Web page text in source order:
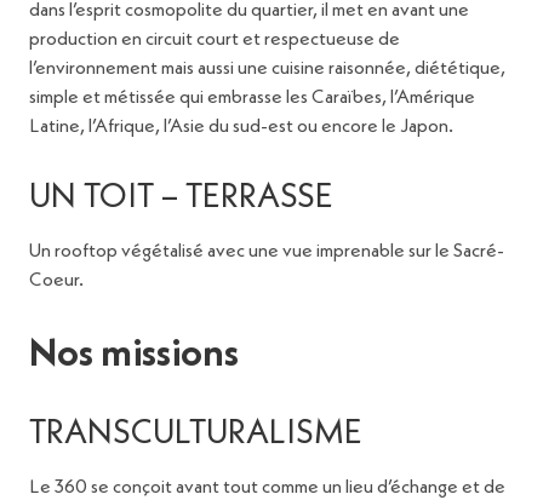
dans l’esprit cosmopolite du quartier, il met en avant une
production en circuit court et respectueuse de
l’environnement mais aussi une cuisine raisonnée, diététique,
simple et métissée qui embrasse les Caraïbes, l’Amérique
Latine, l’Afrique, l’Asie du sud-est ou encore le Japon.
UN TOIT – TERRASSE
Un rooftop végétalisé avec une vue imprenable sur le Sacré-
Coeur.
Nos missions
TRANSCULTURALISME
Le 360 se conçoit avant tout comme un lieu d’échange et de